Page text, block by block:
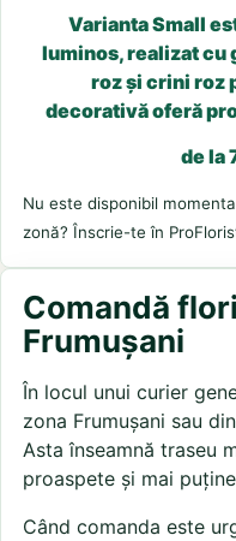
Varianta Small
luminos, realizat cu
roz și crini roz
decorativă oferă
de la
Nu este disponibil
zonă? Înscrie-te în
Comandă
Frumușani
În locul unui curier
zona Frumușani sau
Asta înseamnă traseu
proaspete și mai
Când comanda este